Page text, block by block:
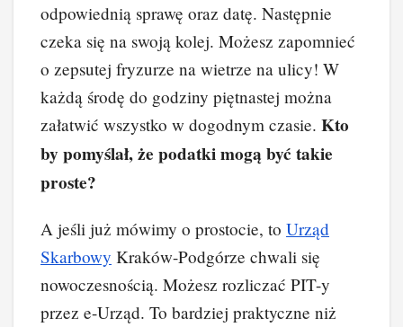
odpowiednią sprawę oraz datę. Następnie
czeka się na swoją kolej. Możesz zapomnieć
o zepsutej fryzurze na wietrze na ulicy! W
każdą środę do godziny piętnastej można
załatwić wszystko w dogodnym czasie. Kto
by pomyślał, że podatki mogą być takie
proste?
A jeśli już mówimy o prostocie, to Urząd
Skarbowy Kraków-Podgórze chwali się
nowoczesnością. Możesz rozliczać PIT-y
przez e-Urząd. To bardziej praktyczne niż